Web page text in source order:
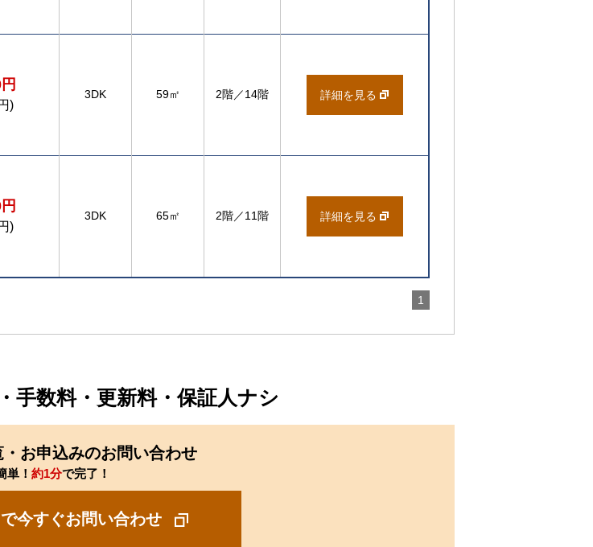
)
3DK 59㎡ 2階／14階 詳細を見る
)
3DK 65㎡ 2階／11階 詳細を見る
1
手数料・更新料・保証人ナシ
お申込みのお問い合わせ
単！ 約1分で完了！
今すぐお問い合わせ